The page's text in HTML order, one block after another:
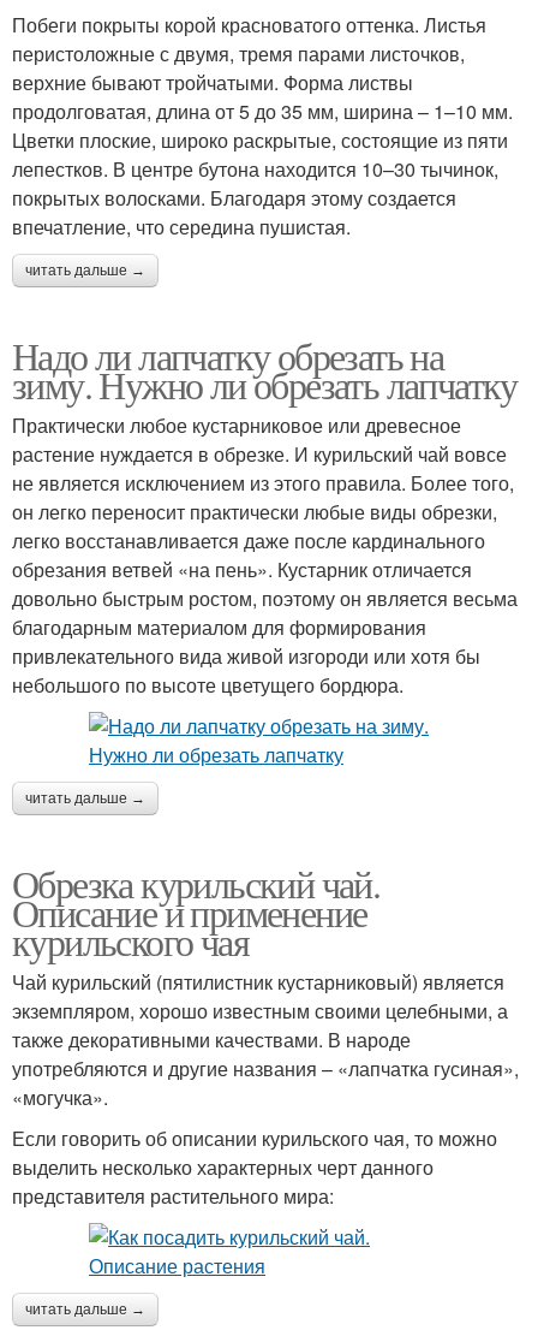
Побеги покрыты корой красноватого оттенка. Листья
перистоложные с двумя, тремя парами листочков,
верхние бывают тройчатыми. Форма листвы
продолговатая, длина от 5 до 35 мм, ширина – 1–10 мм.
Цветки плоские, широко раскрытые, состоящие из пяти
лепестков. В центре бутона находится 10–30 тычинок,
покрытых волосками. Благодаря этому создается
впечатление, что середина пушистая.
читать дальше →
Надо ли лапчатку обрезать на
зиму. Нужно ли обрезать лапчатку
Практически любое кустарниковое или древесное
растение нуждается в обрезке. И курильский чай вовсе
не является исключением из этого правила. Более того,
он легко переносит практически любые виды обрезки,
легко восстанавливается даже после кардинального
обрезания ветвей «на пень». Кустарник отличается
довольно быстрым ростом, поэтому он является весьма
благодарным материалом для формирования
привлекательного вида живой изгороди или хотя бы
небольшого по высоте цветущего бордюра.
читать дальше →
Обрезка курильский чай.
Описание и применение
курильского чая
Чай курильский (пятилистник кустарниковый) является
экземпляром, хорошо известным своими целебными, а
также декоративными качествами. В народе
употребляются и другие названия – «лапчатка гусиная»,
«могучка».
Если говорить об описании курильского чая, то можно
выделить несколько характерных черт данного
представителя растительного мира:
читать дальше →